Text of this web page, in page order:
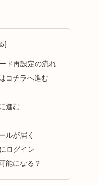
ド再設定の流れ
コチラへ進む
進む
ルが届く
ログイン
能になる？